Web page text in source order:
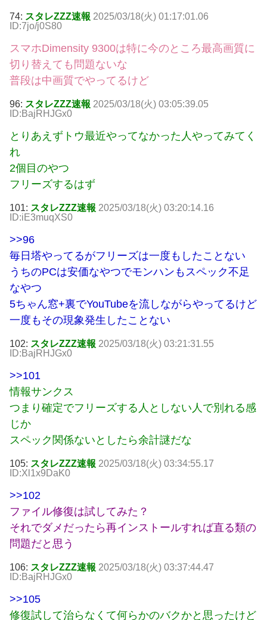
74: スタレZZZ速報 2025/03/18(火) 01:17:01.06
ID:7jo/j0S80
スマホDimensity 9300は特に今のところ最高画質に
切り替えても問題ないな
普段は中画質でやってるけど
96: スタレZZZ速報 2025/03/18(火) 03:05:39.05
ID:BajRHJGx0
とりあえずトウ最近やってなかった人やってみてく
れ
2個目のやつ
フリーズするはず
101: スタレZZZ速報 2025/03/18(火) 03:20:14.16
ID:iE3muqXS0
>>96
毎日塔やってるがフリーズは一度もしたことない
うちのPCは安価なやつでモンハンもスペック不足
なやつ
5ちゃん窓+裏でYouTubeを流しながらやってるけど
一度もその現象発生したことない
102: スタレZZZ速報 2025/03/18(火) 03:21:31.55
ID:BajRHJGx0
>>101
情報サンクス
つまり確定でフリーズする人としない人で別れる感
じか
スペック関係ないとしたら余計謎だな
105: スタレZZZ速報 2025/03/18(火) 03:34:55.17
ID:Xl1x9DaK0
>>102
ファイル修復は試してみた？
それでダメだったら再インストールすれば直る類の
問題だと思う
106: スタレZZZ速報 2025/03/18(火) 03:37:44.47
ID:BajRHJGx0
>>105
修復試して治らなくて何らかのバクかと思ったけど